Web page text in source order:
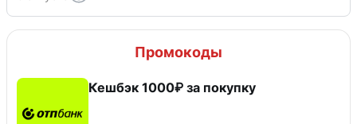
Промокоды
Кешбэк 1000₽ за покупку